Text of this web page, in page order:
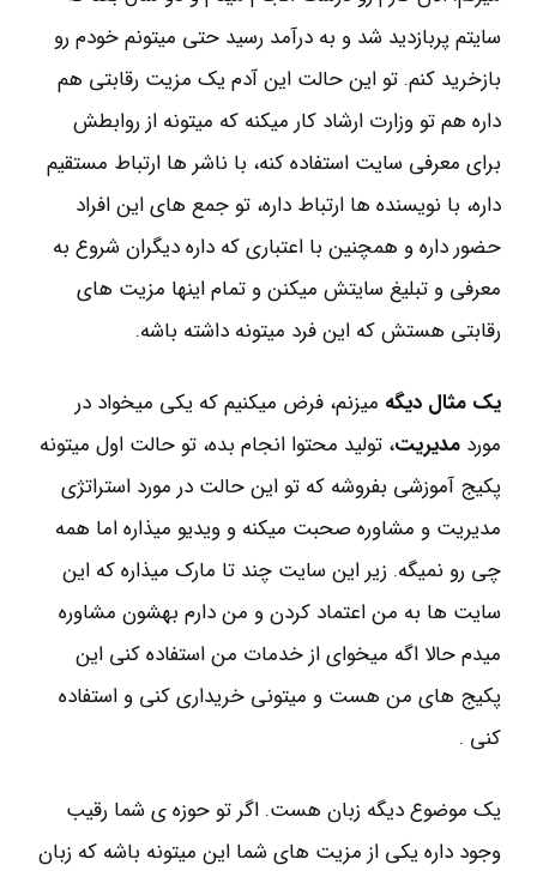
سایتم پربازدید شد و به درآمد رسید حتی میتونم خودم رو
بازخرید کنم. تو این حالت این آدم یک مزیت رقابتی هم
داره هم تو وزارت ارشاد کار میکنه که میتونه از روابطش
برای معرفی سایت استفاده کنه، با ناشر ها ارتباط مستقیم
داره، با نویسنده ها ارتباط داره، تو جمع های این افراد
حضور داره و همچنین با اعتباری که داره دیگران شروع به
معرفی و تبلیغ سایتش میکنن و تمام اینها مزیت های
رقابتی هستش که این فرد میتونه داشته باشه.
یک مثال دیگه میزنم، فرض میکنیم که یکی میخواد در
مورد مدیریت، تولید محتوا انجام بده، تو حالت اول میتونه
پکیج آموزشی بفروشه که تو این حالت در مورد استراتژی
مدیریت و مشاوره صحبت میکنه و ویدیو میذاره اما همه
چی رو نمیگه. زیر این سایت چند تا مارک میذاره که این
سایت ها به من اعتماد کردن و من دارم بهشون مشاوره
میدم حالا اگه میخوای از خدمات من استفاده کنی این
پکیج های من هست و میتونی خریداری کنی و استفاده
کنی .
یک موضوع دیگه زبان هست. اگر تو حوزه ی شما رقیب
وجود داره یکی از مزیت های شما این میتونه باشه که زبان